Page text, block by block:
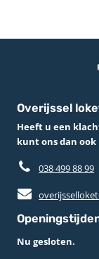
Overijssel
Heeft u een
kunt ons dan
038 499 88 99
Nu gesloten.